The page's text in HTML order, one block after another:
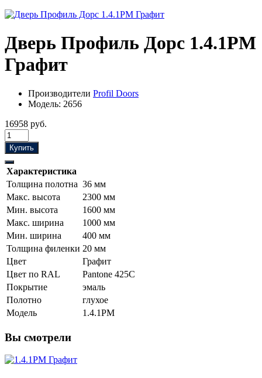
Дверь Профиль Дорс 1.4.1PM
Графит
Производители Profil Doors
Модель: 2656
16958 руб.
Купить
Характеристика
Толщина полотна 36 мм
Макс. высота
2300 мм
Мин. высота
1600 мм
Макс. ширина
1000 мм
Мин. ширина
400 мм
Толщина филенки 20 мм
Цвет
Графит
Цвет по RAL
Pantone 425С
Покрытие
эмаль
Полотно
глухое
Модель
1.4.1PM
Вы смотрели